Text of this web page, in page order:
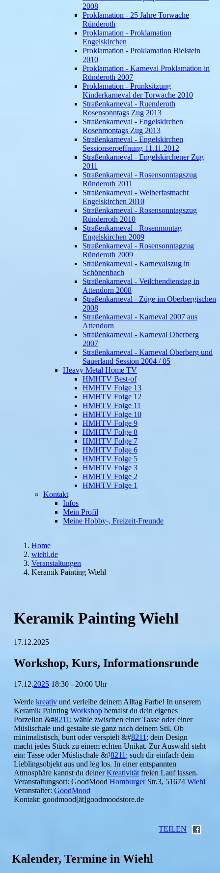
2008
Proklamation - 25 Jahre Torwache
Ründeroth
Proklamation - Proklamation
Engelskirchen
Proklamation - Proklamation Bielstein
2010
Proklamation - Karneval Proklamation in
Ründeroth 2007
Proklamation - Prunksitzung
Kinderkarneval der Torwache 2010
Straßenkarneval - Ruenderoth
Rosensonntags Zug 2013
Straßenkarneval - Engelskirchen
Rosenmontags Zug 2013
Straßenkarneval - Engelskirchen
Sessionseroeffnung 11.11.2012
Straßenkarneval - Engelskirchener Zug
2011
Straßenkarneval - Rosensonntagszug
Ründeroth 2011
Straßenkarneval - Weiberfastnacht
Engelskirchen 2010
Straßenkarneval - Rosensonntagszug
Ründerroth 2010
Straßenkarneval - Rosenmontag
Engelskirchen 2009
Straßenkarneval - Rosensonntagzug
Ründeroth 2009
Straßenkarneval - Karnevalszug in
Schönenbach
Straßenkarneval - Veilchendienstag in
Attendorn 2008
Straßenkarneval - Züge im Oberbergischen
2008
Straßenkarneval - Karneval 2007 aus
Attendorn
Straßenkarneval - Karneval Oberberg
2007
Straßenkarneval - Karneval Oberberg und
Sauerland Session 2004 / 05
Heavy Metal Home TV
HMHTV Best-of
HMHTV Folge 13
HMHTV Folge 12
HMHTV Folge 11
HMHTV Folge 10
HMHTV Folge 9
HMHTV Folge 8
HMHTV Folge 7
HMHTV Folge 6
HMHTV Folge 5
HMHTV Folge 3
HMHTV Folge 2
HMHTV Folge 1
Kontakt
Infos
Mein Profil
Meine Hobby-, Freizeit-Freunde
Home
wiehl.de
Veranstaltungen
​Keramik Painting Wiehl
​Keramik Painting Wiehl
17.12.2025
Workshop, Kurs, Informationsrunde
17.12.2025 18:30 - 20:00 Uhr
Werde kreativ und verleihe deinem Alltag Farbe! In unserem
Keramik Painting Workshop bemalst du dein eigenes
Porzellan &#8211 ; wähle zwischen einer Tasse oder einer
Müslischale und gestalte sie ganz nach deinem Stil. Ob
minimalistisch, bunt oder verspielt &#8211 ; dein Design
macht jedes Stück zu einem echten Unikat. Zur Auswahl steht
ein: Tasse oder Müslischale &#8211 ; such dir einfach dein
Lieblingsobjekt aus und leg los. In einer entspannten
Atmosphäre kannst du deinerKreativität freien Lauf lassen.
Veranstaltungsort: GoodMood HomburgerStr.3, 51674 Wiehl
Veranstalter: GoodMood
Kontakt: goodmood[ät]goodmoodstore.de
TEILEN
Kalender, Termine in Wiehl